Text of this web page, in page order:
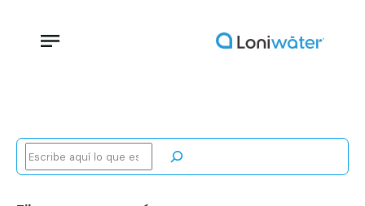
Buscar